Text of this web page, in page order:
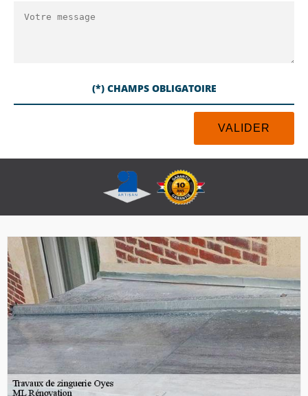
(*) CHAMPS OBLIGATOIRE